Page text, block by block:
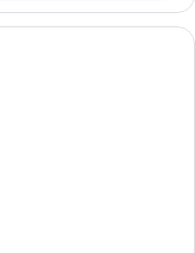
da letto con un letto a